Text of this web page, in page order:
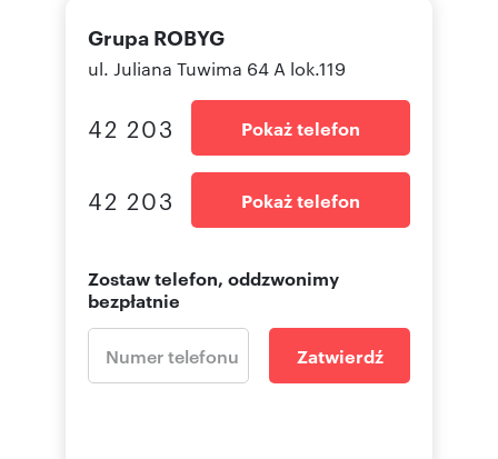
Grupa ROBYG
ul. Juliana Tuwima 64 A lok.119
42 203 Pokaż telefon
42 203 Pokaż telefon
Zostaw telefon, oddzwonimy
bezpłatnie
Zatwierdź